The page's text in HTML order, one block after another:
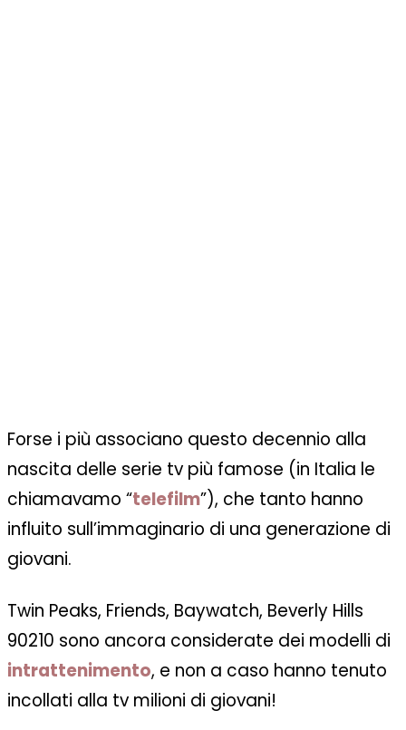
Forse i più associano questo decennio alla
nascita delle serie tv più famose (in Italia le
chiamavamo “telefilm”), che tanto hanno
influito sull’immaginario di una generazione di
giovani.
Twin Peaks, Friends, Baywatch, Beverly Hills
90210 sono ancora considerate dei modelli di
intrattenimento, e non a caso hanno tenuto
incollati alla tv milioni di giovani!